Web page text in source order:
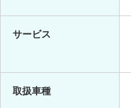
サービス
取扱車種